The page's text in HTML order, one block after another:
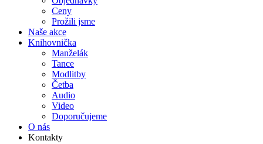
Ceny
Prožili jsme
Naše akce
Knihov­nička
Manželák
Tance
Modlitby
Četba
Audio
Video
Doporu­čujeme
O nás
Kontakty